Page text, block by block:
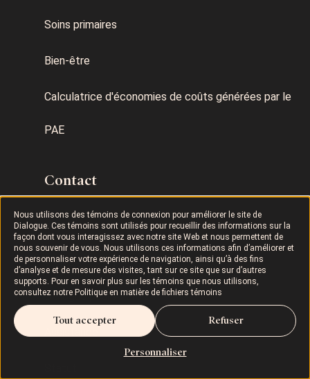
Nous utilisons des témoins de connexion pour améliorer le site de
Dialogue. Ces témoins sont utilisés pour recueillir des informations sur la
façon dont vous interagissez avec notre site Web et nous permettent de
nous souvenir de vous. Nous utilisons ces informations afin d’améliorer et
de personnaliser votre expérience de navigation, ainsi qu’à des fins
d’analyse et de mesure des visites, tant sur ce site que sur d’autres
supports. Pour en savoir plus sur les témoins que nous utilisons,
consultez notre Politique en matière de fichiers témoins
Personnaliser
Tout accepter Refuser
Soins primaires
Bien-être
Calculatrice d'économies de coûts générées par le
PAE
Contact
Blogue
Dialogue pour iOS
Dialogue pour Android